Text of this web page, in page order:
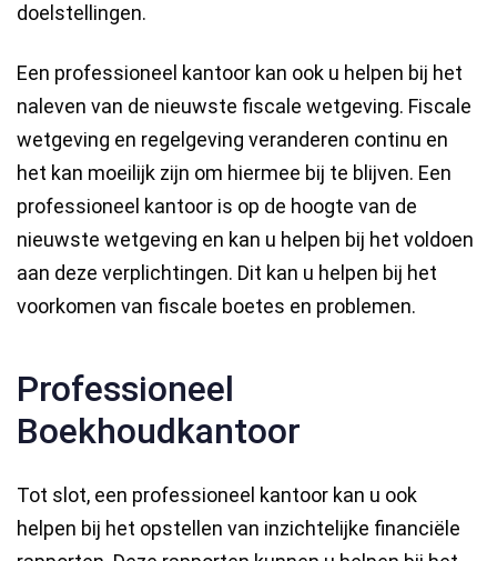
doelstellingen.
Een professioneel kantoor kan ook u helpen bij het
naleven van de nieuwste fiscale wetgeving. Fiscale
wetgeving en regelgeving veranderen continu en
het kan moeilijk zijn om hiermee bij te blijven. Een
professioneel kantoor is op de hoogte van de
nieuwste wetgeving en kan u helpen bij het voldoen
aan deze verplichtingen. Dit kan u helpen bij het
voorkomen van fiscale boetes en problemen.
Professioneel
Boekhoudkantoor
Tot slot, een professioneel kantoor kan u ook
helpen bij het opstellen van inzichtelijke financiële